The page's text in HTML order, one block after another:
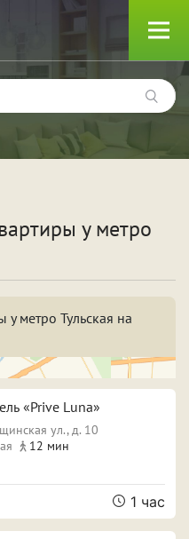
Для новобрачных
Фотосессия
у метро
метро Тульская на
«Prive Luna»
ул., д. 10
12 мин
1 час